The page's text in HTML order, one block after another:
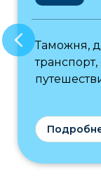
Таможня,